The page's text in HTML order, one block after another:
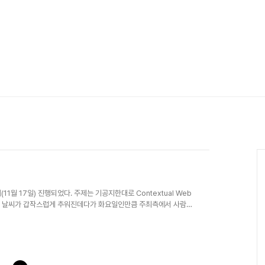
월 17일) 진행되었다. 주제는 기공지한대로 Contextual Web
씨가 갑작스럽게 추워진데다가 화요일인만큼 주최측에서 사람들
70명 정도가 참석하셨다고 한다.몇일 후에 KT경제연구소에서 자